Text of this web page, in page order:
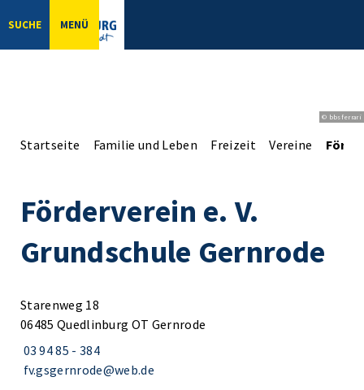
SUCHE MENÜ
© bbsferrari
Startseite Familie und Leben Freizeit Vereine
Förderverein e. V.
Grundschule Gernrode
Starenweg 18
06485 Quedlinburg OT Gernrode
03 94 85 - 384
fv.gsgernrode@web.de